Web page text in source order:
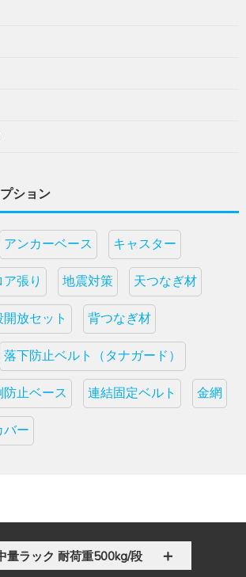
ション
アンカーベース キャスター
張り 地震対策 天つなぎ材
放セット 背つなぎ材
落下防止ベルト（タナガード）
防止ベース 連結固定ベルト 金網
バー
量ラック 耐荷重500kg/段